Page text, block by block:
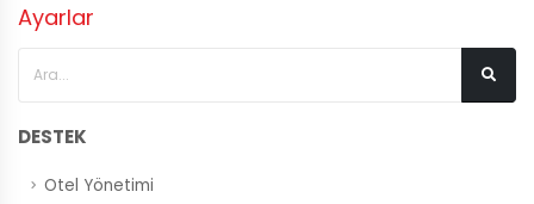
DESTEK
Otel Yönetimi
Ayarlar